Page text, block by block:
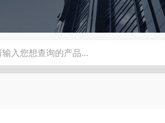
破片LC PFTA300-0.2-180SS药厂爆破片